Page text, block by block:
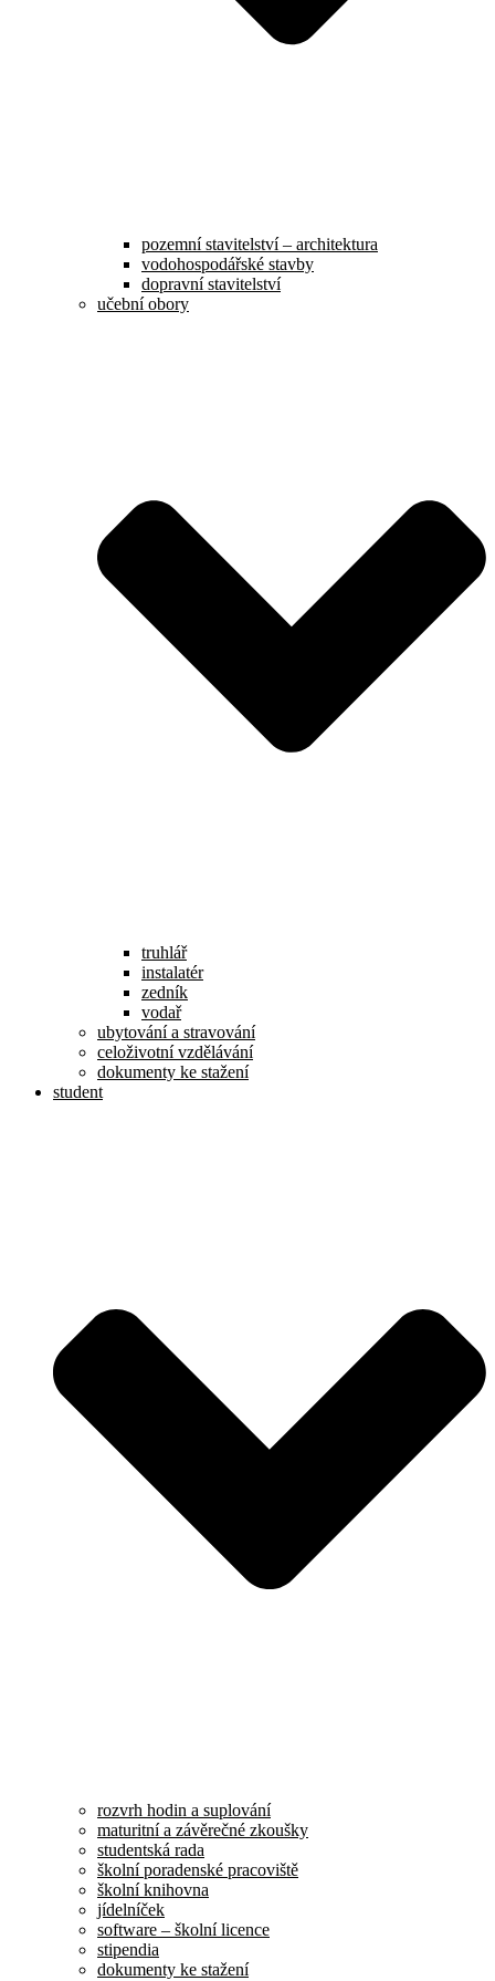
pozemní stavitelství – architektura
vodohospodářské stavby
dopravní stavitelství
učební obory
truhlář
instalatér
zedník
vodař
ubytování a stravování
celoživotní vzdělávání
dokumenty ke stažení
student
rozvrh hodin a suplování
maturitní a závěrečné zkoušky
studentská rada
školní poradenské pracoviště
školní knihovna
jídelníček
software – školní licence
stipendia
dokumenty ke stažení